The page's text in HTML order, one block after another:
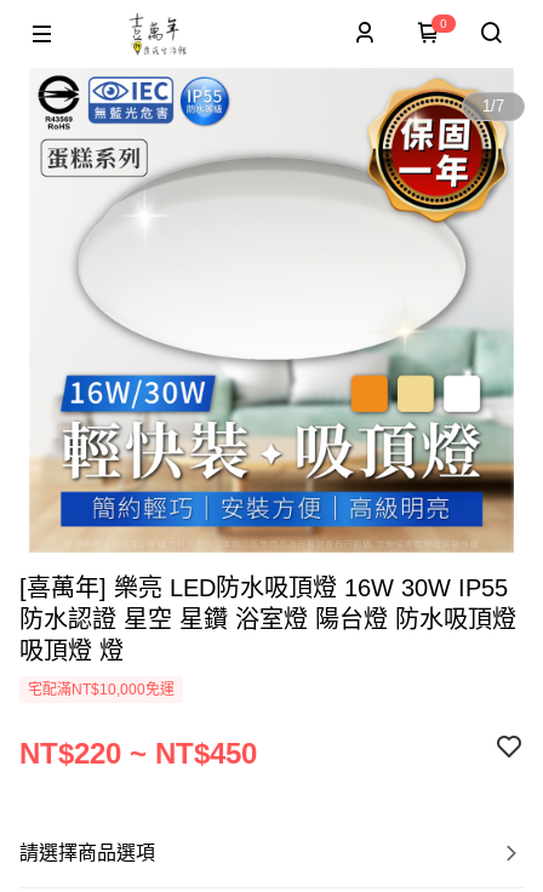
0
1/7
[喜萬年] 樂亮 LED防水吸頂燈 16W 30W IP55
防水認證 星空 星鑽 浴室燈 陽台燈 防水吸頂燈
吸頂燈 燈
宅配滿NT$10,000免運
NT$220 ~ NT$450
請選擇商品選項